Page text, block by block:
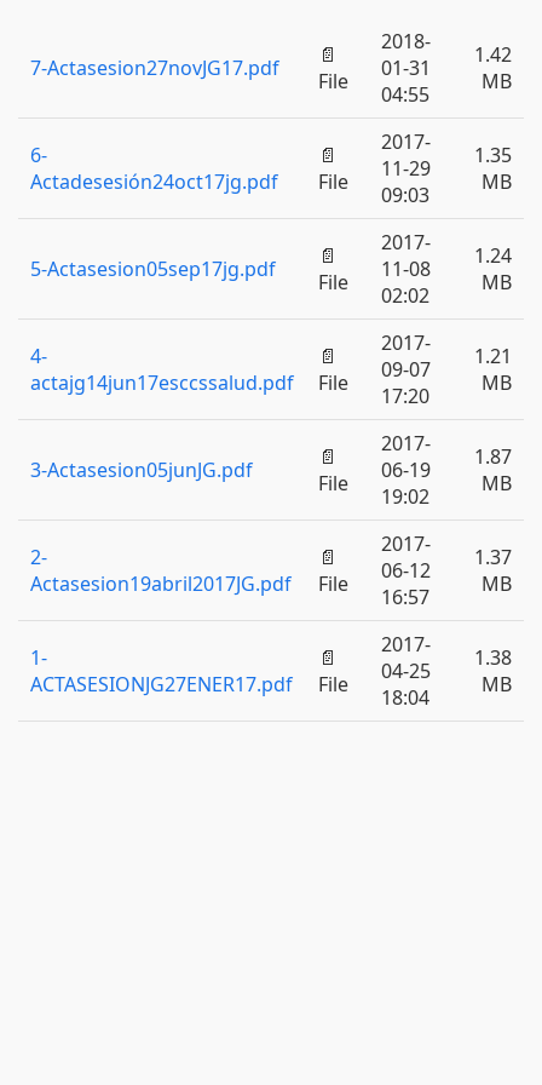
7-Actasesion27novJG17.pdf
📄
File
2018-
01-31
04:55
1.42
MB
6-
Actadesesión24oct17jg.pdf
📄
File
2017-
11-29
09:03
1.35
MB
5-Actasesion05sep17jg.pdf
📄
File
2017-
11-08
02:02
1.24
MB
4-
actajg14jun17esccssalud.pdf
📄
File
2017-
09-07
17:20
1.21
MB
3-Actasesion05junJG.pdf
📄
File
2017-
06-19
19:02
1.87
MB
2-
Actasesion19abril2017JG.pdf
📄
File
2017-
06-12
16:57
1.37
MB
1-
ACTASESIONJG27ENER17.pdf
📄
File
2017-
04-25
18:04
1.38
MB